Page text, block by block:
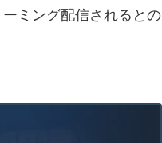
ミング配信されるとの